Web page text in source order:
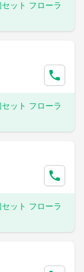
ット フローラ
ット フローラ
ット フローラ